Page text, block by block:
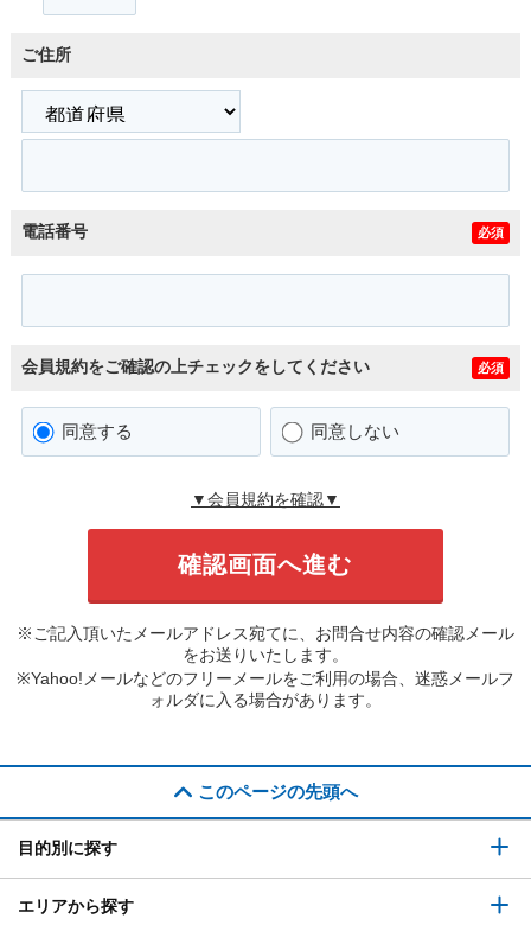
ご住所
電話番号 必須
会員規約をご確認の上チェックをしてください 必須
同意する 同意しない
▼会員規約を確認▼
※ご記入頂いたメールアドレス宛てに、お問合せ内容の確認メール
をお送りいたします。
※Yahoo!メールなどのフリーメールをご利用の場合、迷惑メールフ
ォルダに入る場合があります。
このページの先頭へ
目的別に探す
エリアから探す